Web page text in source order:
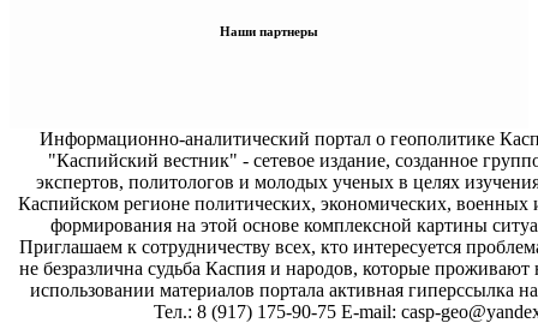
Наши партнеры
Информационно-аналитический портал о геополитике
"Каспийский вестник" - сетевое издание, созданное
экспертов, политологов и молодых ученых в целях
Каспийском регионе политических, экономических, военных
формирования на этой основе комплексной картины
Приглашаем к сотрудничеству всех, кто интересуется
не безразлична судьба Каспия и народов, которые проживают
использовании материалов портала активная гиперссылка на
Тел.: 8 (917) 175-90-75 E-mail: casp-